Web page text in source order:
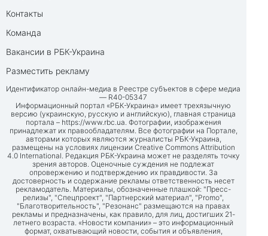
Контакты
Команда
Вакансии в РБК-Украина
Разместить рекламу
Идентификатор онлайн-медиа в Реестре субъектов в сфере медиа
— R40-05347
Информационный портал «РБК-Украина» имеет трехязычную
версию (украинскую, русскую и английскую), главная страница
портала – https://www.rbc.ua. Фотографии, изображения
принадлежат их правообладателям. Все фотографии на Портале,
авторами которых являются журналисты РБК-Украина,
размещены на условиях лицензии Creative Commons Attribution
4.0 International. Редакция РБК-Украина может не разделять точку
зрения авторов. Оценочные суждения не подлежат
опровержению и подтверждению их правдивости. За
достоверность и содержание рекламы ответственность несет
рекламодатель. Материалы, обозначенные плашкой: "Пресс-
релизы", "Спецпроект", "Партнерский материал", "Promo",
"Благотворительность", "Резонанс" размещаются на правах
рекламы и предназначены, как правило, для лиц, достигших 21-
летнего возраста. «Новости компании» – это информационный
формат, охватывающий новости, события и объявления,